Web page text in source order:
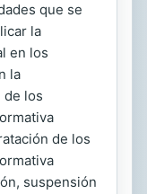
que se
la
en los
la
de los
de los
suspensión